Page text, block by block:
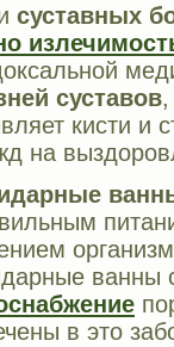
суставных
суставов,
кисти и
на
ванны
в это